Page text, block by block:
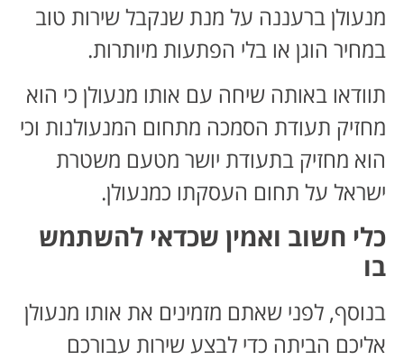
מנעולן ברעננה על מנת שנקבל שירות טוב
במחיר הוגן או בלי הפתעות מיותרות.
תוודאו באותה שיחה עם אותו מנעולן כי הוא
מחזיק תעודת הסמכה מתחום המנעולנות וכי
הוא מחזיק בתעודת יושר מטעם משטרת
ישראל על תחום העסקתו כמנעולן.
כלי חשוב ואמין שכדאי להשתמש
בו
בנוסף, לפני שאתם מזמינים את אותו מנעולן
אליכם הביתה כדי לבצע שירות עבורכם